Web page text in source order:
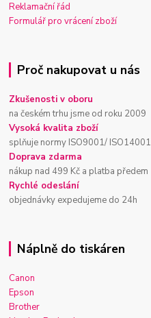
Reklamační řád
Formulář pro vrácení zboží
Proč nakupovat u nás
Zkušenosti v oboru
na českém trhu jsme od roku 2009
Vysoká kvalita zboží
splňuje normy ISO9001/ ISO14001
Doprava zdarma
nákup nad 499 Kč a platba předem
Rychlé odeslání
objednávky expedujeme do 24h
Náplně do tiskáren
Canon
Epson
Brother